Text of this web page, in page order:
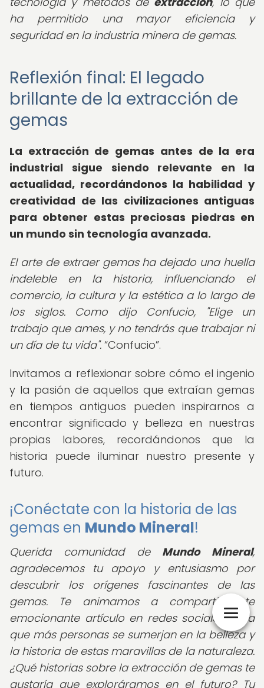
ha permitido una mayor eficiencia y
seguridad en la industria minera de gemas.
Reflexión final: El legado
brillante de la extracción de
gemas
La extracción de gemas antes de la era
industrial sigue siendo relevante en la
actualidad, recordándonos la habilidad y
creatividad de las civilizaciones antiguas
para obtener estas preciosas piedras en
un mundo sin tecnología avanzada.
El arte de extraer gemas ha dejado una huella
indeleble en la historia, influenciando el
comercio, la cultura y la estética a lo largo de
los siglos. Como dijo Confucio, "Elige un
trabajo que ames, y no tendrás que trabajar ni
un día de tu vida". Confucio .
Invitamos a reflexionar sobre cómo el ingenio
y la pasión de aquellos que extraían gemas
en tiempos antiguos pueden inspirarnos a
encontrar significado y belleza en nuestras
propias labores, recordándonos que la
historia puede iluminar nuestro presente y
futuro.
¡Conéctate con la historia de las
gemas en Mundo Mineral!
Querida comunidad de Mundo Mineral,
agradecemos tu apoyo y entusiasmo por
descubrir los orígenes fascinantes de las
gemas. Te animamos a compartir este
emocionante artículo en redes sociales para
que más personas se sumerjan en la belleza y
la historia de estas maravillas de la naturaleza.
¿Qué historias sobre la extracción de gemas te
gustaría que exploráramos en el futuro? Tu